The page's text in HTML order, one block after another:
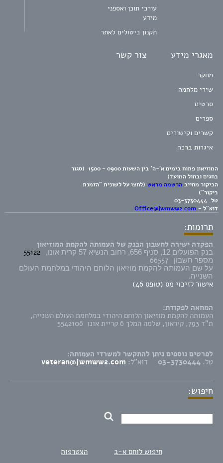
עורכי תוכן ואספני
מידע
תקנון ביטולים לאתר
מאגרי מידע
מחקר
שירי מלחמה
סרטים
ספרים
קשרים וקישורים
איגרות ברכה
צור קשר
המוזיאון פתוח בימים א'-ה' בין השעות 0900 - 1500 (סגור
בחגים ובחול המועד)
הביקור מחייב הרשמה מראש (לחצו על לשונית "הזמנת
ביקור")
טל. 03-3730444
דוא"ל - Office@jwmww2.com
תרומות:
הפקדה ישירה לחשבון הבנק של העמותה להקמת המוזיאון
בנק הפועלים 12, סניף 656, רחוב הנשיא 57 קרית אונו, 55122
מספר חשבון 66557
על שם העמותה להקמת מוזיאון הלוחם היהודי במלחמת העולם
השנייה.
אישור לזיכוי מס (טופס 46)
המחאה לפקודת:
העמותה להקמת מוזיאון הלוחם היהודי במלחמת העולם השנייה,
ת"ד 793, קיראון, שלמה המלך 6 קריית אונו 5542106
לפרטים נוספים ניתן להתקשר למשרדי העמותה:
טל. 03-3730444 דוא"ל: veteran@jwmww2.com
חיפוש:
חיפוש לוחם א-ב הצטרפות